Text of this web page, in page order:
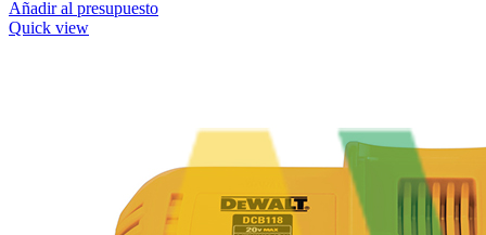
Añadir al presupuesto
Quick view